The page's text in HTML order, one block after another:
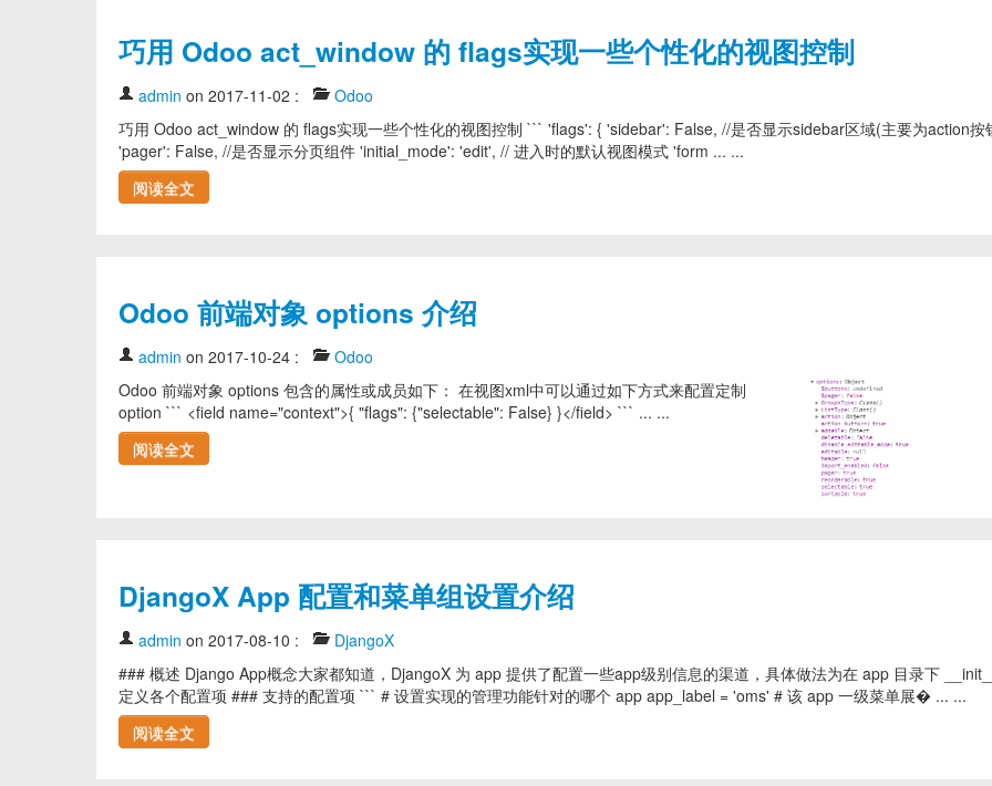
巧用 Odoo act_window 的 flags实现一些个性化的视图控制
admin on 2017-11-02 :
Odoo
巧用 Odoo act_window 的 flags实现一些个性化的视图控制 ``` 'flags': { 'sidebar': False, //是否显示sidebar区域(主要为action按
'pager': False, //是否显示分页组件 'initial_mode': 'edit', // 进入时的默认视图模式 'form ... ...
阅读全文
Odoo 前端对象 options 介绍
admin on 2017-10-24 :
Odoo
Odoo 前端对象 options 包含的属性或成员如下： 在视图xml中可以通过如下方式来配置定制
option ``` <field name="context">{ "flags": {"selectable": False} }</field> ``` ... ...
阅读全文
DjangoX App 配置和菜单组设置介绍
admin on 2017-08-10 :
DjangoX
### 概述 Django App概念大家都知道，DjangoX 为 app 提供了配置一些app级别信息的渠道，具体做法为在 app 目录下
定义各个配置项 ### 支持的配置项 ``` # 设置实现的管理功能针对的哪个 app app_label = 'oms' # 该 app 一级菜单展� ... ...
阅读全文